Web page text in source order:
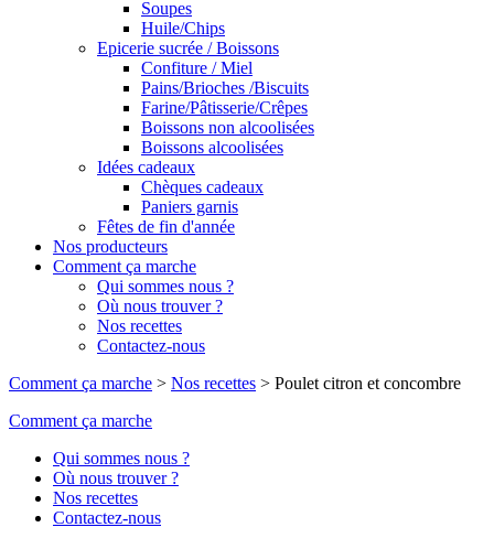
Soupes
Huile/Chips
Epicerie sucrée / Boissons
Confiture / Miel
Pains/Brioches /Biscuits
Farine/Pâtisserie/Crêpes
Boissons non alcoolisées
Boissons alcoolisées
Idées cadeaux
Chèques cadeaux
Paniers garnis
Fêtes de fin d'année
Nos producteurs
Comment ça marche
Qui sommes nous ?
Où nous trouver ?
Nos recettes
Contactez-nous
Comment ça marche > Nos recettes > Poulet citron et concombre
Comment ça marche
Qui sommes nous ?
Où nous trouver ?
Nos recettes
Contactez-nous